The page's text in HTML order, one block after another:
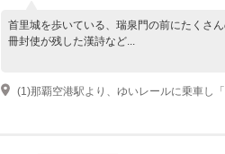
首里城を歩いている、瑞泉門の前にたくさ
冊封使が残した漢詩など...
(1)那覇空港駅より、ゆいレールに乗車